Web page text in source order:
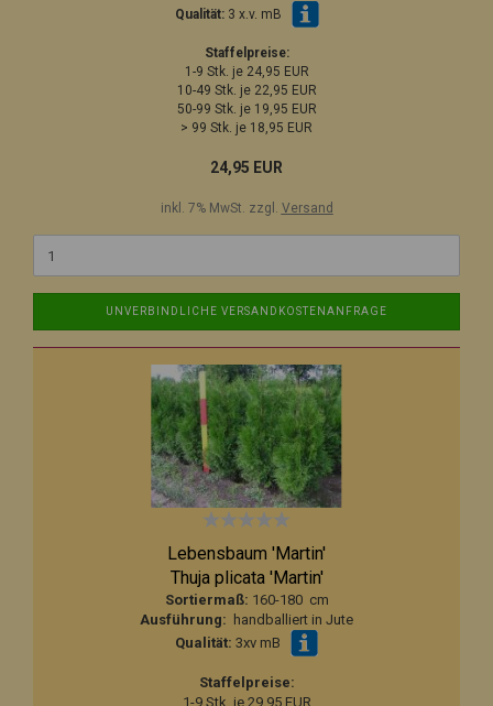
Qualität:3 x.v. mB
Staffelpreise:
1-9 Stk. je 24,95 EUR
10-49 Stk. je 22,95 EUR
50-99 Stk. je 19,95 EUR
> 99 Stk. je 18,95 EUR
24,95 EUR
inkl. 7% MwSt. zzgl. Versand
UNVERBINDLICHE VERSANDKOSTENANFRAGE
Lebensbaum 'Martin'
Thuja plicata 'Martin'
Sortiermaß: 160-180 cm
Ausführung: handballiert in Jute
Qualität: 3xv mB
Staffelpreise:
1-9 Stk. je 29,95 EUR